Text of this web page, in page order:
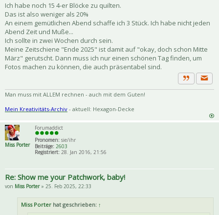
Ich habe noch 15 4-er Blöcke zu quilten.
Das ist also weniger als 20%
An einem gemütlichen Abend schaffe ich 3 Stück. Ich habe nicht jeden
Abend Zeit und Muße...
Ich sollte in zwei Wochen durch sein.
Meine Zeitschiene "Ende 2025" ist damit auf "okay, doch schon Mitte
März" gerutscht. Dann muss ich nur einen schönen Tag finden, um
Fotos machen zu können, die auch präsentabel sind.
Zitat
Man muss mit ALLEM rechnen - auch mit dem Guten!
Mein Kreativitäts-Archiv - aktuell: Hexagon-Decke
Miss Porter
Forumaddict
Pronomen: sie/ihr
Beiträge: 2603
Registriert: 28. Jan 2016, 21:56
Re: Show me your Patchwork, baby!
von Miss Porter» 25. Feb 2025, 22:33
Miss Porter hat geschrieben: ↑